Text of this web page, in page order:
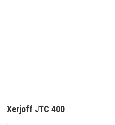
Xerjoff JTC 400